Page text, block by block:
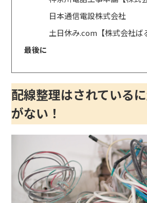
日本通信電設株式会社
土日休み.com【株式会社ば
最後に
配線整理はされている
がない！